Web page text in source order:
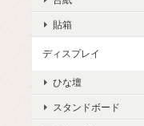
貼箱
ディスプレイ
ひな壇
スタンドボード